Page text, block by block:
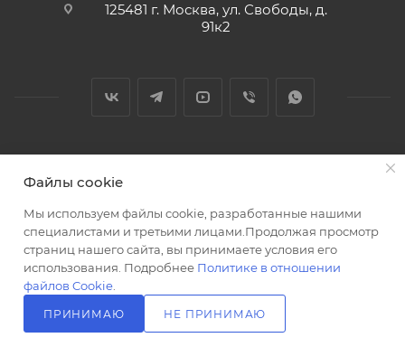
125481 г. Москва, ул. Свободы, д.
91к2
Разработка сайта
Файлы cookie
Мы используем файлы cookie, разработанные нашими
специалистами и третьими лицами.Продолжая просмотр
страниц нашего сайта, вы принимаете условия его
использования. Подробнее Политике в отношении
файлов Cookie
ПРИНИМАЮ НЕ ПРИНИМАЮ